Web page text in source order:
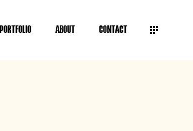
PORTFOLIO ABOUT CONTACT